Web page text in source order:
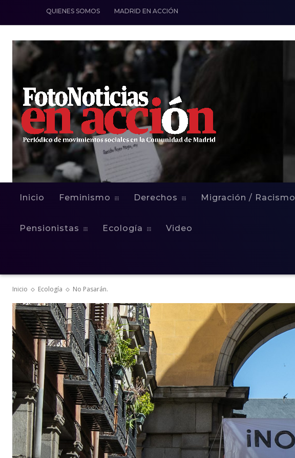
QUIENES SOMOS MADRID EN ACCIÓN
Inicio Feminismo Derechos Migración / Racismo
Pensionistas Ecología Video
Inicio Ecología No Pasarán.